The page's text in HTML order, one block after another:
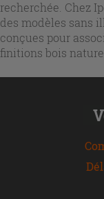
recherchée. Chez
des modèles sans
conçues pour
finitions bois